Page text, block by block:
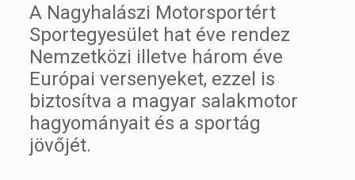
A Nagyhalászi Motorsportért
Sportegyesület hat éve rendez
Nemzetközi illetve három éve
Európai versenyeket, ezzel is
biztosítva a magyar salakmotor
hagyományait és a sportág
jövőjét.